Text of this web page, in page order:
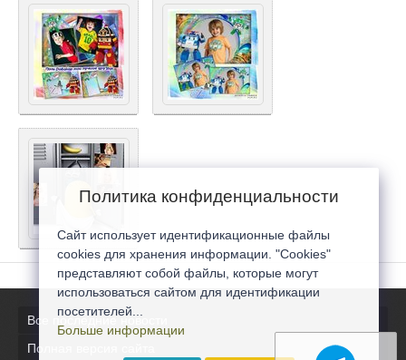
Все последние новости
Полная версия сайта
Политика конфиденциальности
Сайт использует идентификационные файлы
cookies для хранения информации. "Cookies"
представляют собой файлы, которые могут
использоваться сайтом для идентификации
посетителей...
Больше информации